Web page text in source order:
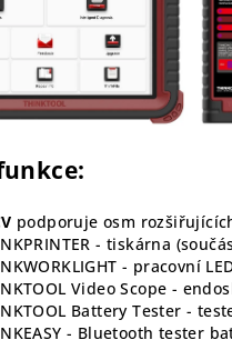
podporuje osm
- tiskárna
- pracovní
Video Scope -
Battery Tester -
- Bluetooth tester